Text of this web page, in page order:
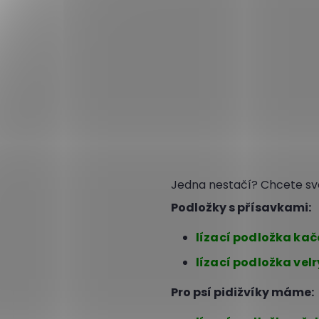
Jedna nestačí? Chcete
Podložky s přísavkami:
lízací podložka
lízací podložka
Pro psí pidižvíky máme: